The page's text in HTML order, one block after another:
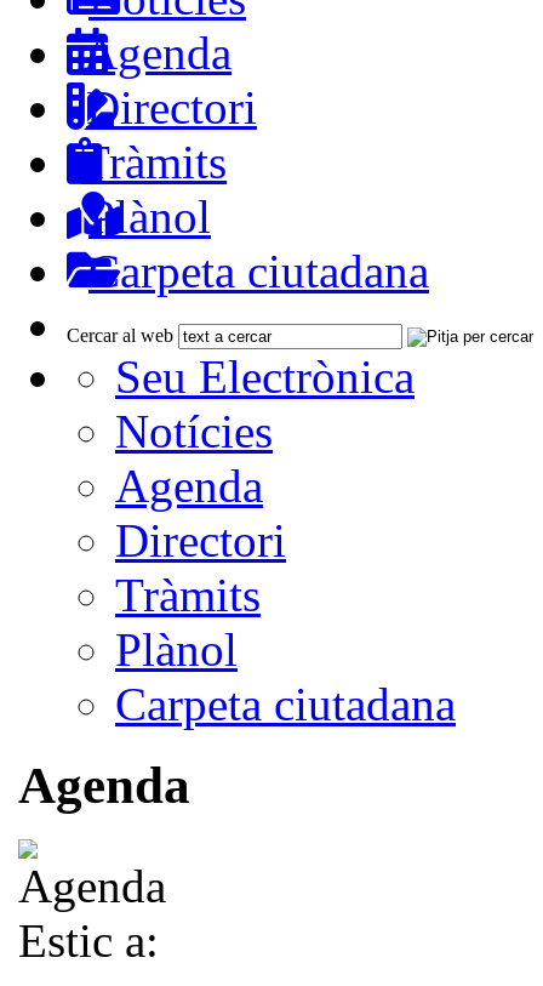
Agenda
Directori
Tràmits
Plànol
Carpeta ciutadana
Cercar al web
Seu Electrònica
Notícies
Agenda
Directori
Tràmits
Plànol
Carpeta ciutadana
Agenda
Estic a: